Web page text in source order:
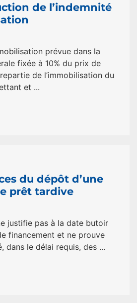
de l’indemnité
prévue dans la
fixée à 10% du prix de
de l’immobilisation du
et ...
du dépôt d’une
prêt tardive
justifie pas à la date butoir
financement et ne prouve
dans le délai requis, des ...